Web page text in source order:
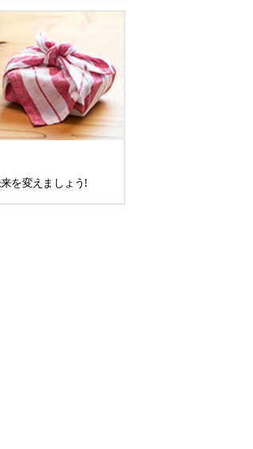
を変えましょう!